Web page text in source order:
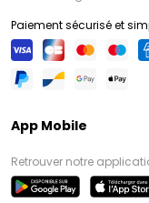
Paiement sécurisé et
App Mobile
Retrouver notre